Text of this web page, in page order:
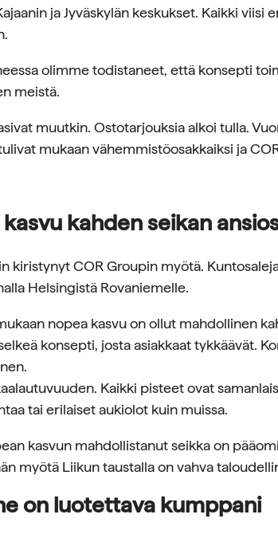
ja Jyväskylän keskukset. Kaikki viisi
olimme todistaneet, että konsepti
meistä.
muutkin. Ostotarjouksia alkoi tulla.
mukaan vähemmistöosakkaiksi ja
kahden seikan
kiristynyt COR Groupin myötä.
Helsingistä Rovaniemelle.
nopea kasvu on ollut mahdollinen
konsepti, josta asiakkaat tykkäävät.
Kaikki pisteet ovat
tai erilaiset aukiolot kuin muissa.
kasvun mahdollistanut seikka on
myötä Liikun taustalla on vahva
on luotettava kumppani